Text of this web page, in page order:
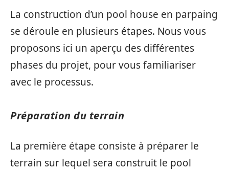
La construction d’un pool house en parpaing
se déroule en plusieurs étapes. Nous vous
proposons ici un aperçu des différentes
phases du projet, pour vous familiariser
avec le processus.
Préparation du terrain
La première étape consiste à préparer le
terrain sur lequel sera construit le pool